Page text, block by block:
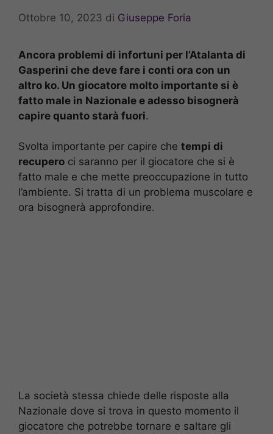
Ottobre 10, 2023 di Giuseppe Foria
Ancora problemi di infortuni per l’Atalanta di
Gasperini che deve fare i conti ora con un
altro ko. Un giocatore molto importante si è
fatto male in Nazionale e adesso bisognerà
capire quanto starà fuori.
Svolta importante per capire che tempi di
recupero ci saranno per il giocatore che si è
fatto male e che mette preoccupazione in tutto
l’ambiente. Si tratta di un problema muscolare e
ora bisognerà approfondire.
La società stessa chiede delle risposte alla
Nazionale dove si trova in questo momento il
giocatore che potrebbe tornare e saltare gli